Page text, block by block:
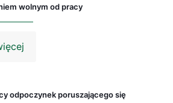
wolnym od pracy
odpoczynek poruszającego się